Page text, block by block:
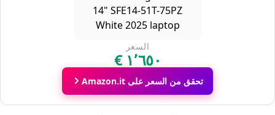
السعر
تحقق من السعر على Amazon.it